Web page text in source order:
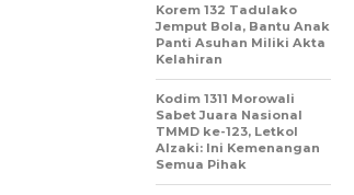
Korem 132 Tadulako
Jemput Bola, Bantu Anak
Panti Asuhan Miliki Akta
Kelahiran
Kodim 1311 Morowali
Sabet Juara Nasional
TMMD ke-123, Letkol
Alzaki: Ini Kemenangan
Semua Pihak